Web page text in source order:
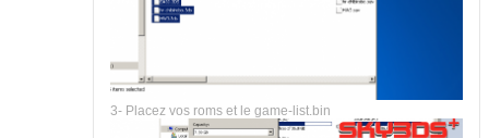
3- Placez vos roms et le game-list.bin